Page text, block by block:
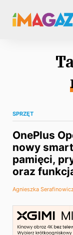
SPRZĘT
OnePlus
nowy
pamięci,
oraz
Agnieszka